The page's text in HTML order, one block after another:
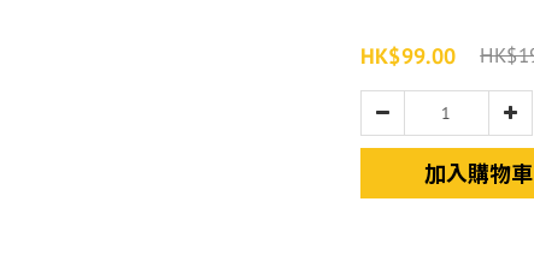
HK$99.00
加入購物車